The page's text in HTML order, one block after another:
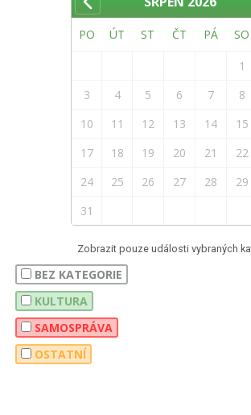
PO ÚT ST ČT PÁ SO
1
3
4 5 6 7 8
10
11 12 13 14 15
17
18 19 20 21 22
24
25 26 27 28 29
31
Zobrazit pouze události vybraných
BEZ KATEGORIE
KULTURA
SAMOSPRÁVA
OSTATNÍ